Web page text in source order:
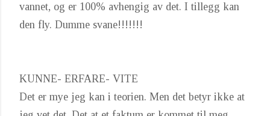
vannet, og er 100% avhengig av det. I tillegg kan
den fly. Dumme svane!!!!!!!
KUNNE- ERFARE- VITE
Det er mye jeg kan i teorien. Men det betyr ikke at